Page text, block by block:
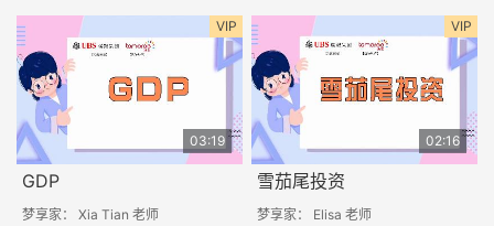
VIP
03:19
GDP
梦享家： Xia Tian 老师
VIP
02:16
雪茄尾投资
梦享家： Elisa 老师